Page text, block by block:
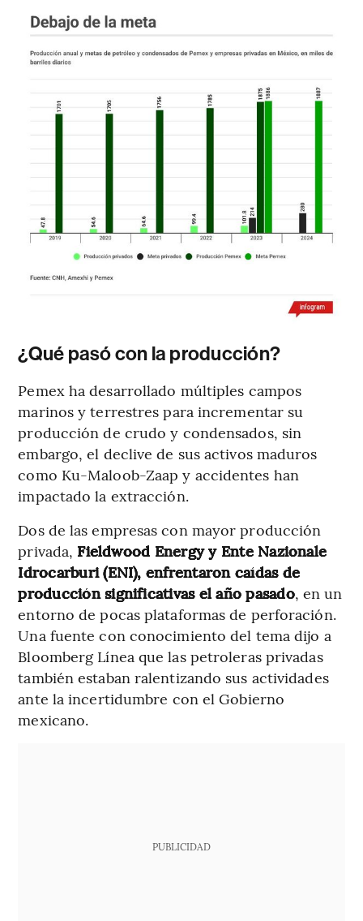
¿Qué pasó con la producción?
Pemex ha desarrollado múltiples campos
marinos y terrestres para incrementar su
producción de crudo y condensados, sin
embargo, el declive de sus activos maduros
como Ku-Maloob-Zaap y accidentes han
impactado la extracción.
Dos de las empresas con mayor producción
privada, Fieldwood Energy y Ente Nazionale
Idrocarburi (ENI), enfrentaron caídas de
producción significativas el año pasado, en un
entorno de pocas plataformas de perforación.
Una fuente con conocimiento del tema dijo a
Bloomberg Línea que las petroleras privadas
también estaban ralentizando sus actividades
ante la incertidumbre con el Gobierno
mexicano.
PUBLICIDAD